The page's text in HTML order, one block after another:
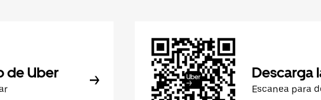
de Uber Descarga
Escanea para